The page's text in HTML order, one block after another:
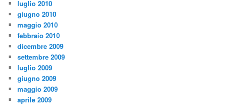
luglio 2010
giugno 2010
maggio 2010
febbraio 2010
dicembre 2009
settembre 2009
luglio 2009
giugno 2009
maggio 2009
aprile 2009